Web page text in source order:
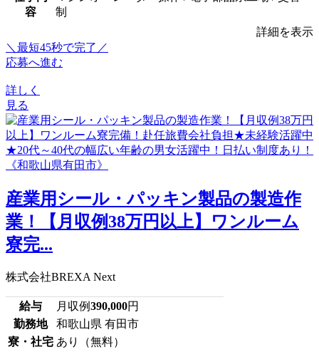
容
制
詳細を表示
＼最短45秒で完了／
応募へ進む
詳しく
見る
産業用シール・パッキン製品の製造作
業！【月収例38万円以上】ワンルーム
寮完...
株式会社BREXA Next
給与 月収例390,000円
勤務地
和歌山県 有田市
寮・社宅 あり（無料）